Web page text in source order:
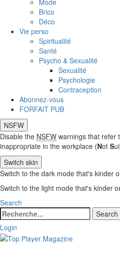
Mode
Brico
Déco
Vie perso
Spiritualité
Santé
Psycho & Sexualité
Sexualité
Psychologie
Contraception
Abonnez-vous
FORFAIT PUB
NSFW
Disable the NSFW warnings that refer
inappropriate in the workplace (Not S
Switch skin
Switch to the dark mode that's kinder
Switch to the light mode that's kinder
Search
Search
for:
Search
Login